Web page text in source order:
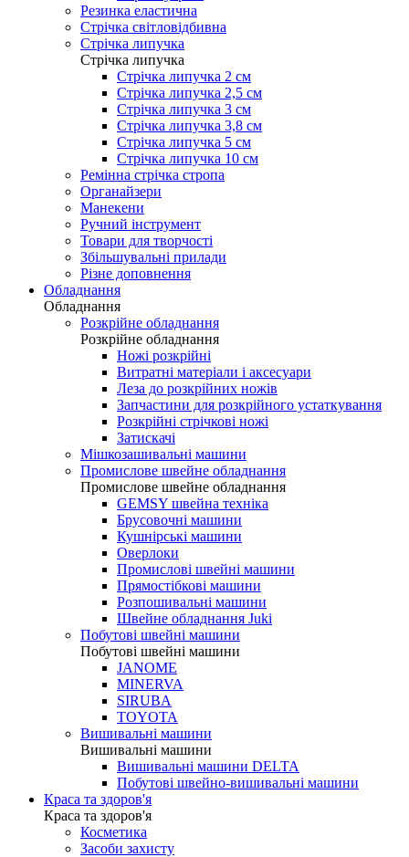
Резинка еластична
Стрічка світловідбивна
Стрічка липучка
Стрічка липучка
Стрічка липучка 2 см
Стрічка липучка 2,5 см
Стрічка липучка 3 см
Стрічка липучка 3,8 см
Стрічка липучка 5 см
Стрічка липучка 10 см
Ремінна стрічка стропа
Органайзери
Манекени
Ручний інструмент
Товари для творчості
Збільшувальні прилади
Різне доповнення
Обладнання
Обладнання
Розкрійне обладнання
Розкрійне обладнання
Ножі розкрійні
Витратні матеріали і аксесуари
Леза до розкрійних ножів
Запчастини для розкрійного устаткування
Розкрійні стрічкові ножі
Затискачі
Мішкозашивальні машини
Промислове швейне обладнання
Промислове швейне обладнання
GEMSY швейна техніка
Брусовочні машини
Кушнірські машини
Оверлоки
Промислові швейні машини
Прямостібкові машини
Розпошивальні машини
Швейне обладнання Juki
Побутові швейні машини
Побутові швейні машини
JANOME
MINERVA
SIRUBA
TOYOTA
Вишивальні машини
Вишивальні машини
Вишивальні машини DELTA
Побутові швейно-вишивальні машини
Краса та здоров'я
Краса та здоров'я
Косметика
Засоби захисту